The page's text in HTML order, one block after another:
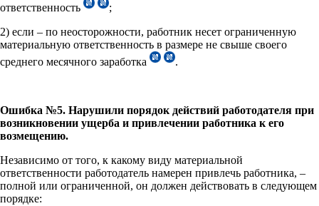
ответственность
;
2) если – по неосторожности, работник несет ограниченную
материальную ответственность в размере не свыше своего
среднего месячного заработка
.
Ошибка №5. Нарушили порядок действий работодателя при
возникновении ущерба и привлечении работника к его
возмещению.
Независимо от того, к какому виду материальной
ответственности работодатель намерен привлечь работника, –
полной или ограниченной, он должен действовать в следующем
порядке: